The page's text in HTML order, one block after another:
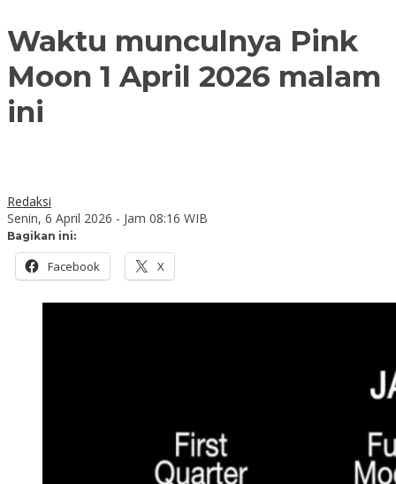
Waktu munculnya Pink
Moon 1 April 2026 malam
ini
Redaksi
Senin, 6 April 2026 - Jam 08:16 WIB
Bagikan ini:
Facebook X